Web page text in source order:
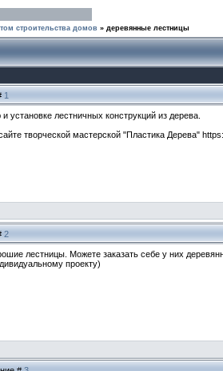
строительства домов » деревянные лестницы
1
лестничных конструкций из дерева.
творческой мастерской "Пластика Дерева"
2
лестницы. Можете заказать себе у них
проекту)